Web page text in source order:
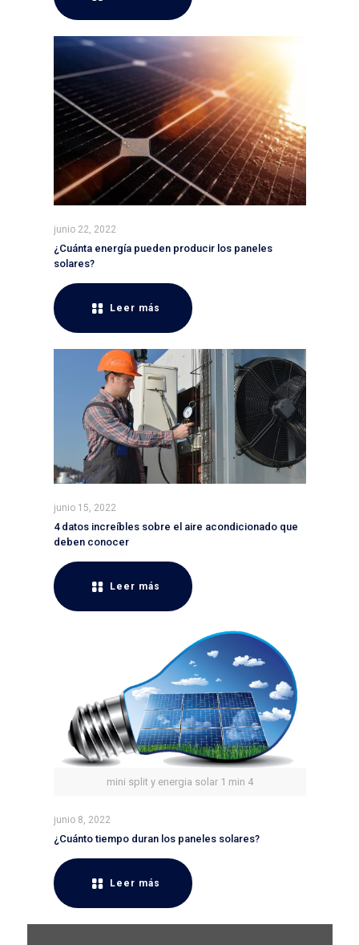
junio 22, 2022
¿Cuánta energía pueden producir los paneles
solares?
Leer más
junio 15, 2022
4 datos increíbles sobre el aire acondicionado que
deben conocer
Leer más
mini split y energia solar 1 min 4
junio 8, 2022
¿Cuánto tiempo duran los paneles solares?
Leer más